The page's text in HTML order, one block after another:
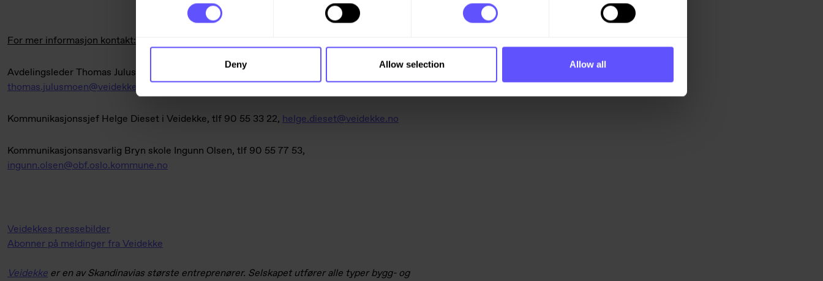
Deny Allow selection Allow all
For mer informasjon kontakt:
Avdelingsleder Thomas Julusmoen i Veidekke Bygg Oslo, tlf 950 77 008,
thomas.julusmoen@veidekke.no
Kommunikasjonssjef Helge Dieset i Veidekke, tlf 90 55 33 22, helge.dieset@veidekke.no
Kommunikasjonsansvarlig Bryn skole Ingunn Olsen, tlf 90 55 77 53,
ingunn.olsen@obf.oslo.kommune.no
Veidekkes pressebilder
Abonner på meldinger fra Veidekke
Veidekke er en av Skandinavias største entreprenører. Selskapet utfører alle typer bygg- og